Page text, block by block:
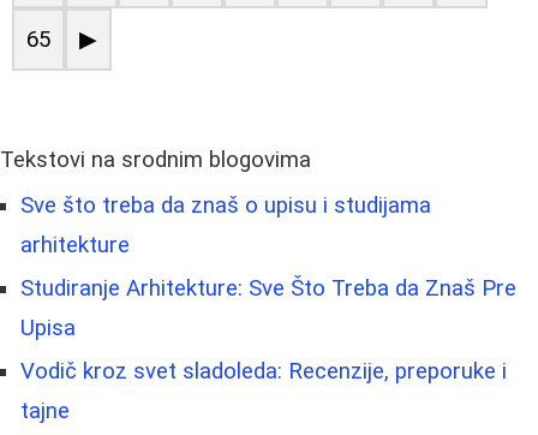
65 ▶
Tekstovi na srodnim blogovima
Sve što treba da znaš o upisu i studijama
arhitekture
Studiranje Arhitekture: Sve Što Treba da Znaš Pre
Upisa
Vodič kroz svet sladoleda: Recenzije, preporuke i
tajne